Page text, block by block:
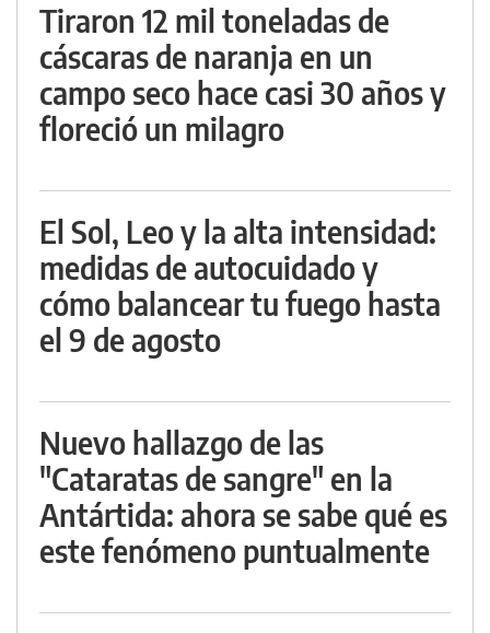
Tiraron 12 mil toneladas de
cáscaras de naranja en un
campo seco hace casi 30 años y
floreció un milagro
El Sol, Leo y la alta intensidad:
medidas de autocuidado y
cómo balancear tu fuego hasta
el 9 de agosto
Nuevo hallazgo de las
"Cataratas de sangre" en la
Antártida: ahora se sabe qué es
este fenómeno puntualmente